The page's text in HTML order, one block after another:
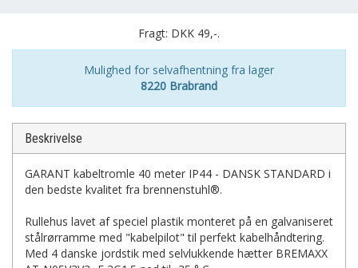
Fragt: DKK 49,-.
Mulighed for selvafhentning fra lager
8220 Brabrand
Beskrivelse
GARANT kabeltromle 40 meter IP44 - DANSK STANDARD i
den bedste kvalitet fra brennenstuhl®.
Rullehus lavet af speciel plastik monteret på en galvaniseret
stålrørramme med "kabelpilot" til perfekt kabelhåndtering.
Med 4 danske jordstik med selvlukkende hætter BREMAXX